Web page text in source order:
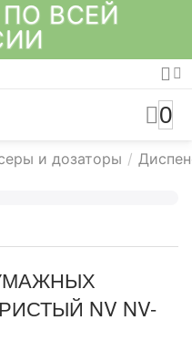
ВСЕЙ
0
и дозаторы /
NV NV-